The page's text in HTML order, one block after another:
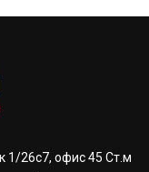
1/26с7, офис 45 Ст.м